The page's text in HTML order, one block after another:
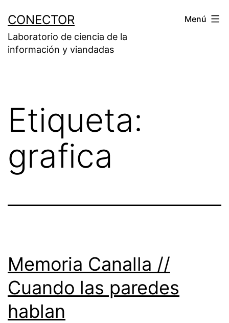
contenido
CONECTOR
Laboratorio de ciencia de la
información y viandadas
Menú
Etiqueta:
grafica
Memoria Canalla //
Cuando las paredes
hablan